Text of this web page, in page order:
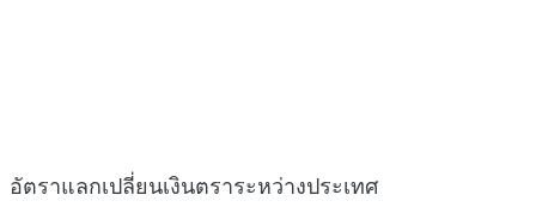
อัตราแลกเปลี่ยนเงินตราระหว่างประเทศ